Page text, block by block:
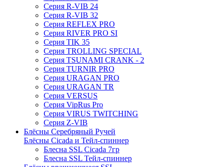
Серия R-VIB 24
Серия R-VIB 32
Серия REFLEX PRO
Серия RIVER PRO SI
Серия TIK 35
Серия TROLLING SPECIAL
Серия TSUNAMI CRANK - 2
Серия TURNIR PRO
Серия URAGAN PRO
Серия URAGAN TR
Серия VERSUS
Серия VipRus Pro
Серия VIRUS TWITCHING
Серия Z-VIB
Блёсны Серебряный Ручей
Блёсны Cicada и Тейл-спиннер
Блесна SSL Cicada 7гр
Блесна SSL Тейл-спиннер